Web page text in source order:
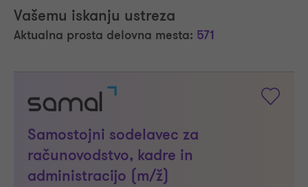
Vašemu iskanju ustreza
Aktualna prosta delovna mesta: 571
Samostojni sodelavec za
računovodstvo, kadre in
administracijo (m/ž)